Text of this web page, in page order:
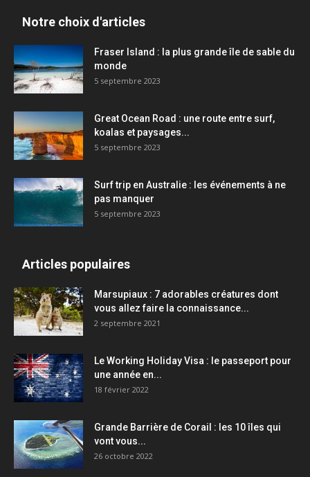
Notre choix d'articles
Fraser Island : la plus grande île de sable du
monde
5 septembre 2023
Great Ocean Road : une route entre surf,
koalas et paysages...
5 septembre 2023
Surf trip en Australie : les événements à ne
pas manquer
5 septembre 2023
Articles populaires
Marsupiaux : 7 adorables créatures dont
vous allez faire la connaissance...
2 septembre 2021
Le Working Holiday Visa : le passeport pour
une année en...
18 février 2022
Grande Barrière de Corail : les 10 îles qui
vont vous...
26 octobre 2022